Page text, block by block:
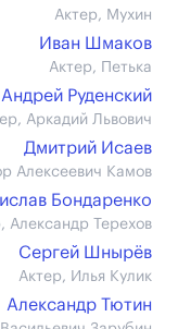
Актер, Мухин
Иван Шмаков
Актер, Петька
Андрей Руденский
Аркадий Львович
Дмитрий Исаев
Алексеевич Камов
Бондаренко
Александр Терехов
Сергей Шнырёв
Актер, Илья Кулик
Александр Тютин